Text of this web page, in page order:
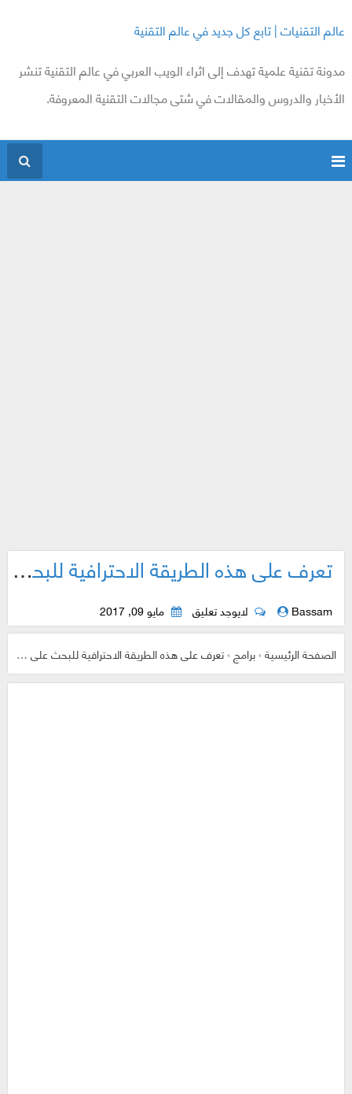
عالم التقنيات | تابع كل جديد في عالم التقنية
مدونة تقنية علمية تهدف إلى اثراء الويب العربي في عالم التقنية تنشر
الأخبار والدروس والمقالات في شتى مجالات التقنية المعروفة.
تعرف على هذه الطريقة الاحترافية للبحث على جوجل من خلال الصور بدلاً من الكتابة ! أمر مدهش وسوف يساعدك كثيراً
Bassam لايوجد تعليق مايو 09, 2017
الصفحة الرئيسية›برامج›تعرف على هذه الطريقة الاحترافية للبحث على جوجل من خلال الصور بدلاً من الكتابة ! أمر مدهش وسوف يساعدك كثيراً